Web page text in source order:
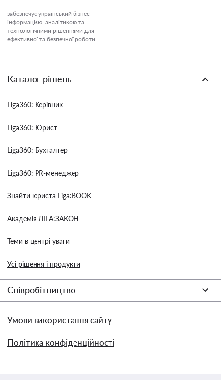
забезпечує український бізнес
інформацією, аналітикою та
технологічними рішеннями для
ефективної та безпечної роботи.
Каталог рішень
Liga360: Керівник
Liga360: Юрист
Liga360: Бухгалтер
Liga360: PR-менеджер
Знайти юриста Liga:BOOK
Академія ЛІГА:ЗАКОН
Теми в центрі уваги
Усі рішення і продукти
Співробітництво
Умови використання сайту
Політика конфіденційності